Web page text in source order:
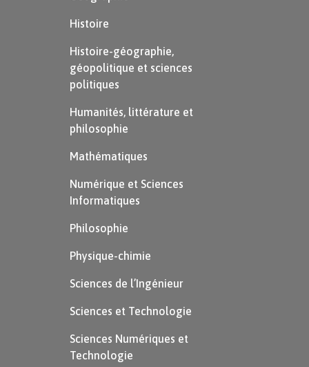
Histoire
Histoire-géographie,
géopolitique et sciences
politiques
Humanités, littérature et
philosophie
Mathématiques
Numérique et Sciences
Informatiques
Philosophie
Physique-chimie
Sciences de l’Ingénieur
Sciences et Technologie
Sciences Numériques et
Technologie